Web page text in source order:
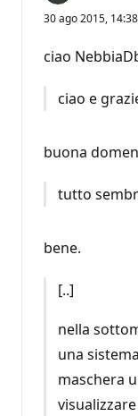
30 ago 2015, 14:38
ciao
ciao e
buona
tutto
bene.
[..]
nella
una
maschera